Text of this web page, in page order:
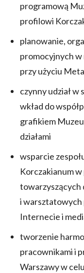
programową
profilowi
planowanie,
promocyjnych w
przy użyciu
czynny udział
wkład do
grafikiem
działami
wsparcie
Korczakianum
towarzyszących
i warsztatowych
Internecie i
tworzenie
pracownikami i
Warszawy w